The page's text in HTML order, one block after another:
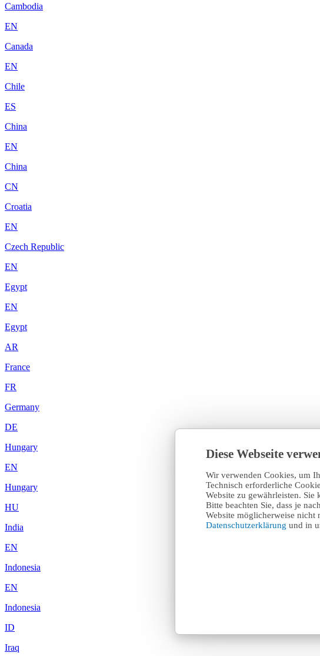
Diese Webseite
Wir verwenden Cookies, um
Technisch erforderliche
Website zu gewährleisten. Sie
Bitte beachten Sie, dass je
Website möglicherweise nicht
Datenschutzerklärung und in
Cambodia
EN
Canada
EN
Chile
ES
China
EN
China
CN
Croatia
EN
Czech Republic
EN
Egypt
EN
Egypt
AR
France
FR
Germany
DE
Hungary
EN
Hungary
HU
India
EN
Indonesia
EN
Indonesia
ID
Iraq